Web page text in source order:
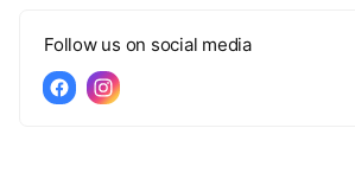
Follow us on social media